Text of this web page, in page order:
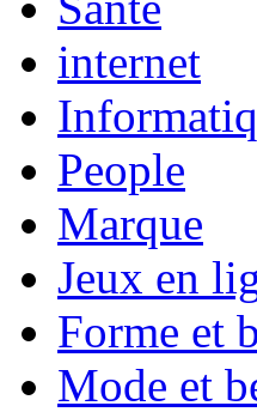
internet
People
Marque
Jeux en
Forme et
Mode et